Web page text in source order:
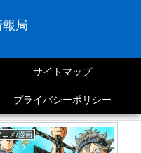
局
サイトマップ
プライバシーポリシー
ニメ/漫画